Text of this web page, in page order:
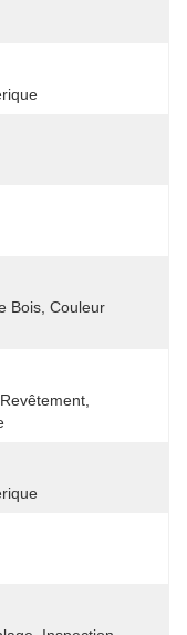
Bois, Couleur